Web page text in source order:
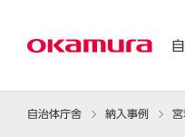
自治体庁舎 納入事例 宮